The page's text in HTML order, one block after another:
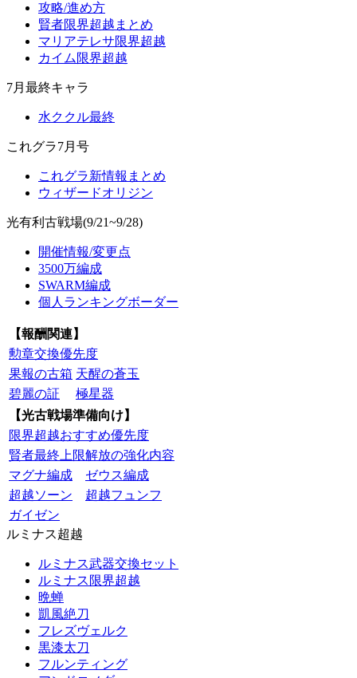
攻略/進め方
賢者限界超越まとめ
マリアテレサ限界超越
カイム限界超越
7月最終キャラ
水ククル最終
これグラ7月号
これグラ新情報まとめ
ウィザードオリジン
光有利古戦場(9/21~9/28)
開催情報/変更点
3500万編成
SWARM編成
個人ランキングボーダー
【報酬関連】
勲章交換優先度
果報の古箱 天醒の蒼玉
碧麗の証
極星器
【光古戦場準備向け】
限界超越おすすめ優先度
賢者最終上限解放の強化内容
マグナ編成
ゼウス編成
超越ソーン
超越フュンフ
ガイゼン
ルミナス超越
ルミナス武器交換セット
ルミナス限界超越
晩蝉
凱風絶刀
フレズヴェルク
黒漆太刀
フルンティング